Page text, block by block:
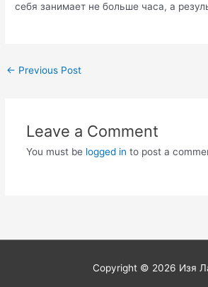
себя занимает не больше часа, а
Post
← Previous Post
Leave a Comment
You must be logged in to post a
Copyright © 2026 Изя